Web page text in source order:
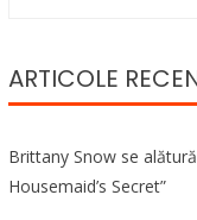
ARTICOLE
Brittany Snow se
Housemaid’s Secret”